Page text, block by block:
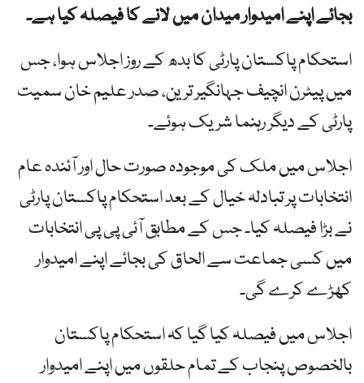
بجائے اپنے امیدوار میدان میں لانے کا فیصلہ کیا ہے۔
استحکام پاکستان پارٹی کا بدھ کے روز اجلاس ہوا، جس
میں پیٹرن انچیف جہانگیر ترین، صدر علیم خان سمیت
پارٹی کے دیگر رہنما شریک ہوئے۔
اجلاس میں ملک کی موجودہ صورت حال اور آئندہ عام
انتخابات پر تبادلہ خیال کے بعد استحکام پاکستان پارٹی
نے بڑا فیصلہ کیا۔ جس کے مطابق آئی پی پی انتخابات
میں کسی جماعت سے الحاق کی بجائے اپنے امیدوار
کھڑے کرے گی۔
اجلاس میں فیصلہ کیا گیا کہ استحکام پاکستان
بالخصوص پنجاب کے تمام حلقوں میں اپنے امیدوار